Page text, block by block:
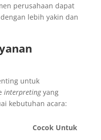
perusahaan dapat
lebih yakin dan
untuk
interpretingyang
kebutuhan acara:
Cocok Untuk